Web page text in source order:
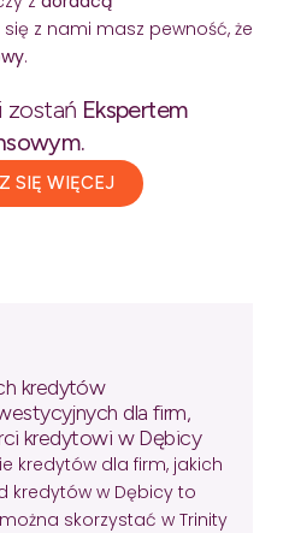
z nami masz pewność, że
.
zostań Ekspertem
SIĘ WIĘCEJ
kredytów
dla firm,
kredytowi w Dębicy
kredytów dla firm, jakich
kredytów w Dębicy to
skorzystać w Trinity